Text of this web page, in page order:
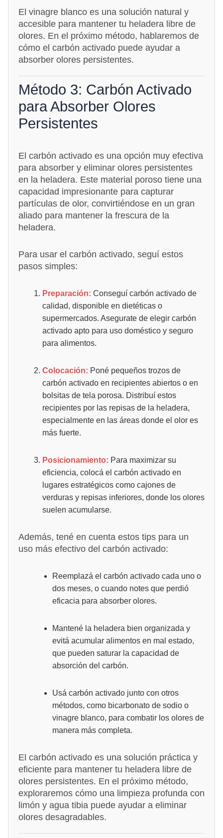
El vinagre blanco es una solución natural y
accesible para mantener tu heladera libre de
olores. En el próximo método, hablaremos de
cómo el carbón activado puede ayudar a
absorber olores persistentes.
Método 3: Carbón Activado
para Absorber Olores
Persistentes
El carbón activado es una opción muy efectiva
para absorber y eliminar olores persistentes
en la heladera. Este material poroso tiene una
capacidad impresionante para capturar
partículas de olor, convirtiéndose en un gran
aliado para mantener la frescura de la
heladera.
Para usar el carbón activado, seguí estos
pasos simples:
Preparación: Conseguí carbón activado de
calidad, disponible en dietéticas o
supermercados. Asegurate de elegir carbón
activado apto para uso doméstico y seguro
para alimentos.
Colocación: Poné pequeños trozos de
carbón activado en recipientes abiertos o en
bolsitas de tela porosa. Distribuí estos
recipientes por las repisas de la heladera,
especialmente en las áreas donde el olor es
más fuerte.
Posicionamiento: Para maximizar su
eficiencia, colocá el carbón activado en
lugares estratégicos como cajones de
verduras y repisas inferiores, donde los olores
suelen acumularse.
Además, tené en cuenta estos tips para un
uso más efectivo del carbón activado:
Reemplazá el carbón activado cada uno o
dos meses, o cuando notes que perdió
eficacia para absorber olores.
Mantené la heladera bien organizada y
evitá acumular alimentos en mal estado,
que pueden saturar la capacidad de
absorción del carbón.
Usá carbón activado junto con otros
métodos, como bicarbonato de sodio o
vinagre blanco, para combatir los olores de
manera más completa.
El carbón activado es una solución práctica y
eficiente para mantener tu heladera libre de
olores persistentes. En el próximo método,
exploraremos cómo una limpieza profunda con
limón y agua tibia puede ayudar a eliminar
olores desagradables.